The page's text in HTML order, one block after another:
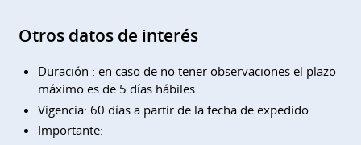
Otros datos de interés
Duración : en caso de no tener observaciones el plazo
máximo es de 5 días hábiles
Vigencia: 60 días a partir de la fecha de expedido.
Importante: